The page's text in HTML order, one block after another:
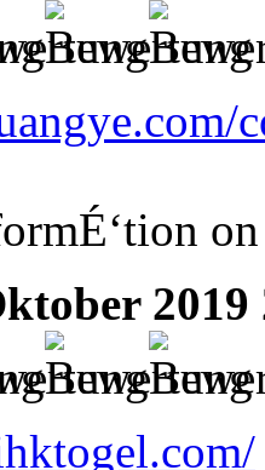
2019